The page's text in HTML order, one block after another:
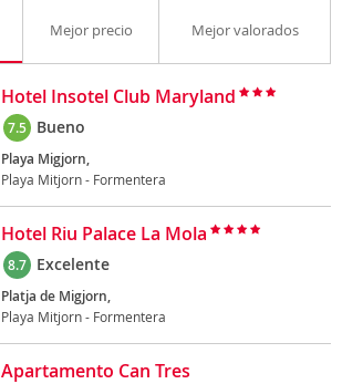
Mejor precio Mejor valorados
Hotel Insotel Club Maryland
7.5 Bueno
Playa Migjorn,
Playa Mitjorn - Formentera
Hotel Riu Palace La Mola
8.7 Excelente
Platja de Migjorn,
Playa Mitjorn - Formentera
Apartamento Can Tres